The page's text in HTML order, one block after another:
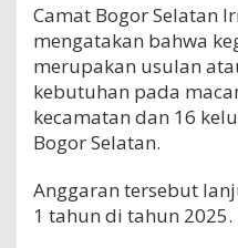
Camat Bogor Selatan
mengatakan bahwa
merupakan usulan
kebutuhan pada
kecamatan dan 16
Bogor Selatan.
Anggaran tersebut
1 tahun di tahun 2025.